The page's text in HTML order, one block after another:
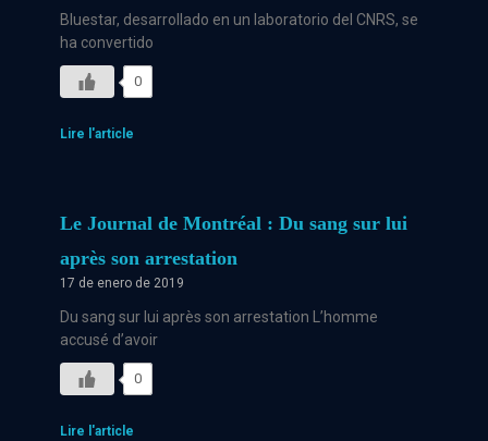
Bluestar, desarrollado en un laboratorio del CNRS, se
ha convertido
0
Lire l'article
Le Journal de Montréal : Du sang sur lui
après son arrestation
17 de enero de 2019
Du sang sur lui après son arrestation L’homme
accusé d’avoir
0
Lire l'article